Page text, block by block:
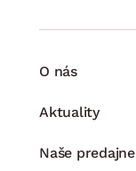
O nás
Aktuality
Naše predajne